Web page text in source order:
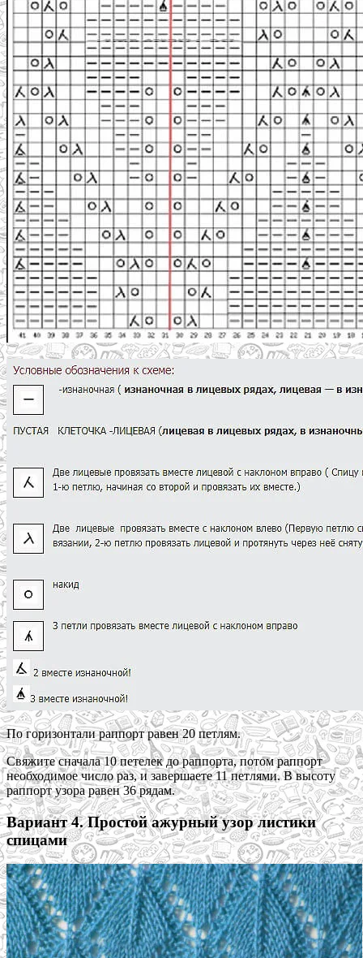
По горизонтали раппорт равен 20 петлям.
Свяжите сначала 10 петелек до раппорта, потом раппорт
необходимое число раз, и завершаете 11 петлями. В высоту
раппорт узора равен 36 рядам.
Вариант 4. Простой ажурный узор листики
спицами